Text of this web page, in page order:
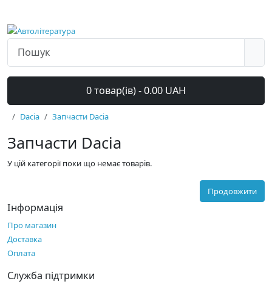
0 товар(ів) - 0.00 UAH
Dacia Запчасти Dacia
Запчасти Dacia
У цій категорії поки що немає товарів.
Продовжити
Інформація
Про магазин
Доставка
Оплата
Служба підтримки